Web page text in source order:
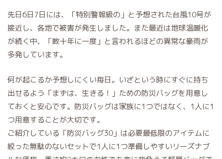
先日6日7日には、「特別警報級の」と予想された台風10号が
接近し、各地で被害が発生しました。また最近は地球温暖化
が続く中、「数十年に一度」と言われるほどの異常な豪雨が
多発しています。
何が起こるか予想しにくい毎日。いざという時にすぐに持ち
出せるよう「まずは、生きる！」ための防災バッグを用意し
ておくと安心です。防災バッグは家族に1つではなく、1人に1
つ用意することが大切です。
ご紹介している「防災バッグ30」は必要最低限のアイテムに
絞った無駄のないセットで1人に1つ準備しやすいリーズナブ